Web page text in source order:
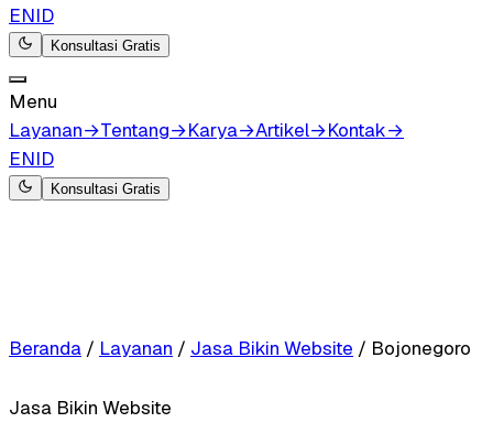
ENID
Konsultasi Gratis
Menu
Layanan→Tentang→Karya→Artikel→Kontak→
ENID
Konsultasi Gratis
Beranda / Layanan / Jasa Bikin Website / Bojonegoro
Jasa Bikin Website